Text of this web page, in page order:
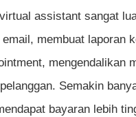
yang sesuai untuk
buat portfolio
untuk dapat klien
assistant sangat
membuat laporan
mengendalikan
Semakin
bayaran lebih